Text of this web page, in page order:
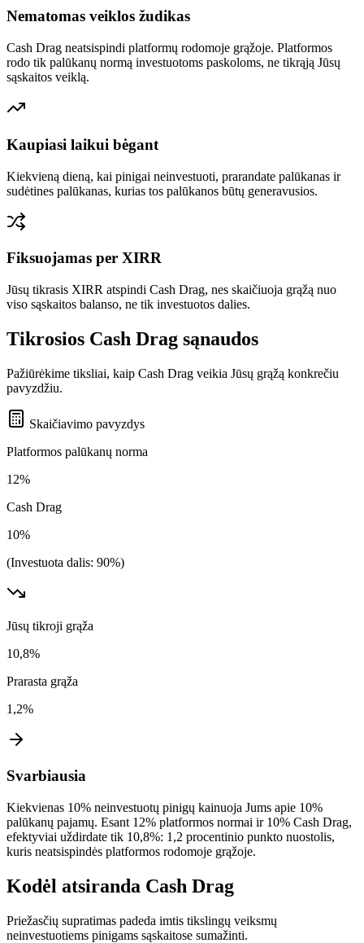
Nematomas veiklos žudikas
Cash Drag neatsispindi platformų rodomoje grąžoje. Platformos
rodo tik palūkanų normą investuotoms paskoloms, ne tikrąją Jūsų
sąskaitos veiklą.
Kaupiasi laikui bėgant
Kiekvieną dieną, kai pinigai neinvestuoti, prarandate palūkanas ir
sudėtines palūkanas, kurias tos palūkanos būtų generavusios.
Fiksuojamas per XIRR
Jūsų tikrasis XIRR atspindi Cash Drag, nes skaičiuoja grąžą nuo
viso sąskaitos balanso, ne tik investuotos dalies.
Tikrosios Cash Drag sąnaudos
Pažiūrėkime tiksliai, kaip Cash Drag veikia Jūsų grąžą konkrečiu
pavyzdžiu.
Skaičiavimo pavyzdys
Platformos palūkanų norma
12%
Cash Drag
10%
(Investuota dalis: 90%)
Jūsų tikroji grąža
10,8%
Prarasta grąža
1,2%
Svarbiausia
Kiekvienas 10% neinvestuotų pinigų kainuoja Jums apie 10%
palūkanų pajamų. Esant 12% platformos normai ir 10% Cash Drag,
efektyviai uždirdate tik 10,8%: 1,2 procentinio punkto nuostolis,
kuris neatsispindės platformos rodomoje grąžoje.
Kodėl atsiranda Cash Drag
Priežasčių supratimas padeda imtis tikslingų veiksmų
neinvestuotiems pinigams sąskaitose sumažinti.